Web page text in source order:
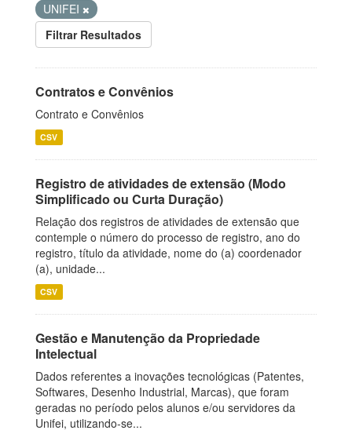
UNIFEI
Filtrar Resultados
Contratos e Convênios
Contrato e Convênios
CSV
Registro de atividades de extensão (Modo
Simplificado ou Curta Duração)
Relação dos registros de atividades de extensão que
contemple o número do processo de registro, ano do
registro, título da atividade, nome do (a) coordenador
(a), unidade...
CSV
Gestão e Manutenção da Propriedade
Intelectual
Dados referentes a inovações tecnológicas (Patentes,
Softwares, Desenho Industrial, Marcas), que foram
geradas no período pelos alunos e/ou servidores da
Unifei, utilizando-se...